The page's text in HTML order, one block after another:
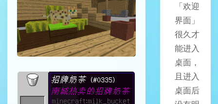
「欢迎
界面」
很久才
能进入
桌面，
且进入
桌面后